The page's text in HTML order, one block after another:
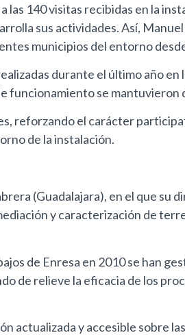
140 visitas recibidas en la
sus actividades. Así,
municipios del entorno
durante el último año
funcionamiento se mantuvieron
reforzando el carácter
de la instalación.
(Guadalajara), en el que su
y caracterización de
de Enresa en 2010 se han
de relieve la eficacia de los
actualizada y accesible sobre